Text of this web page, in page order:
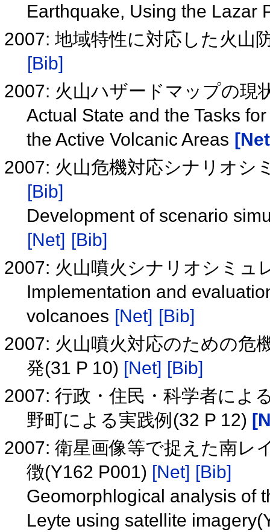
Earthquake, Using the Lazar
2007: 地域特性に対応した火山
[Bib]
2007: 火山ハザードマップの現
Actual State and the Tasks
the Active Volcanic Areas
2007: 火山危機対応シナリオシ
[Bib]
Development of scenario
[Net] [Bib]
2007: 火山噴火シナリオシミュ
Implementation and
volcanoes [Net] [Bib]
2007: 火山噴火対応のための危
発(31 P 10) [Net] [Bib]
2007: 行政・住民・科学者によ
野町による実践例(32 P 12)
2007: 衛星画像等で捉えた南レ
徴(Y162 P001) [Net] [Bib]
Geomorphlogical analysis of
Leyte using satellite